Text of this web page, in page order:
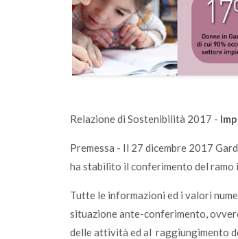
Relazione di Sostenibilità 2017 -
Premessa - Il 27 dicembre 2017
ha stabilito il conferimento del ramo
Tutte le informazioni ed i valori
situazione ante-conferimento,
delle attività ed al raggiungimento